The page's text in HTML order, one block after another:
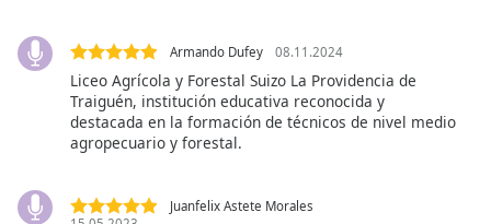
settings,
opens
subtitles
settings
dialog
off
selected
Armando Dufey 08.11.2024
Liceo Agrícola y Forestal Suizo La Providencia de
Traiguén, institución educativa reconocida y
destacada en la formación de técnicos de nivel medio
agropecuario y forestal.
Juanfelix Astete Morales